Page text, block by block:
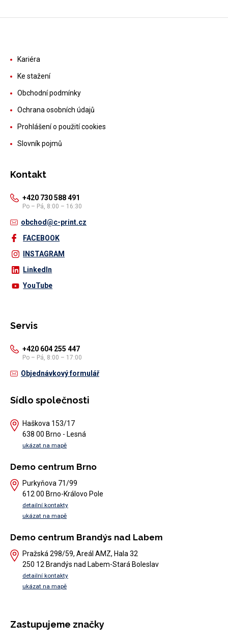
Kariéra
Ke stažení
Obchodní podmínky
Ochrana osobních údajů
Prohlášení o použití cookies
Slovník pojmů
Kontakt
+420 730 588 491
Po – Pá, 8:00 – 16:30
obchod@c-print.cz
FACEBOOK
INSTAGRAM
LinkedIn
YouTube
Servis
+420 604 255 447
Po – Pá, 8:00 – 17:00
Objednávkový formulář
Sídlo společnosti
Haškova 153/17
638 00 Brno - Lesná
ukázat na mapě
Demo centrum Brno
Purkyňova 71/99
612 00 Brno-Královo Pole
detailní kontakty
ukázat na mapě
Demo centrum Brandýs nad Labem
Pražská 298/59, Areál AMZ, Hala 32
250 12 Brandýs nad Labem-Stará Boleslav
detailní kontakty
ukázat na mapě
Zastupujeme značky